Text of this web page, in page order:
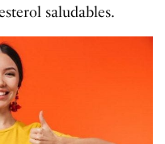
saludables.